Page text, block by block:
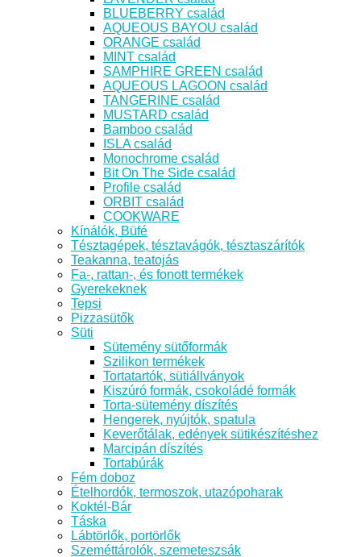
BLUEBERRY család
AQUEOUS BAYOU család
ORANGE család
MINT család
SAMPHIRE GREEN család
AQUEOUS LAGOON család
TANGERINE család
MUSTARD család
Bamboo család
ISLA család
Monochrome család
Bit On The Side család
Profile család
ORBIT család
COOKWARE
Kínálók, Büfé
Tésztagépek, tésztavágók, tésztaszárítók
Teakanna, teatojás
Fa-, rattan-, és fonott termékek
Gyerekeknek
Tepsi
Pizzasütők
Süti
Sütemény sütőformák
Szilikon termékek
Tortatartók, sütiállványok
Kiszúró formák, csokoládé formák
Torta-sütemény díszítés
Hengerek, nyújtók, spatula
Keverőtálak, edények sütikészítéshez
Marcipán díszítés
Tortabúrák
Fém doboz
Ételhordók, termoszok, utazópoharak
Koktél-Bár
Táska
Lábtörlők, portörlők
Szeméttárolók, szemeteszsák